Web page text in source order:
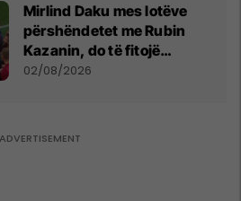
Mirlind Daku mes lotëve
përshëndetet me Rubin
Kazanin, do të fitojë
miliona te Spartak Moska
02/08/2026